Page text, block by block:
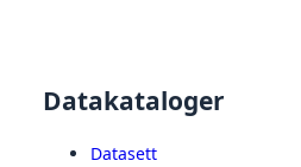
Datakataloger
Datasett